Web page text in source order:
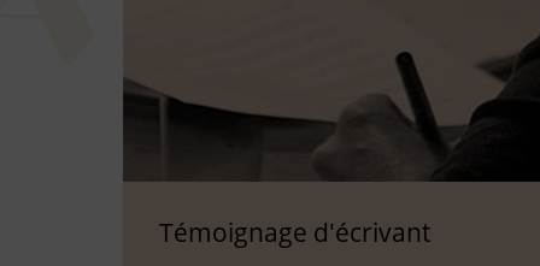
Témoignage d'écrivant